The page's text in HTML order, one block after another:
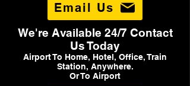
Email Us
We're Available 24/7 Contact
Us Today
Airport To Home, Hotel, Office, Train
Station, Anywhere.
Or To Airport